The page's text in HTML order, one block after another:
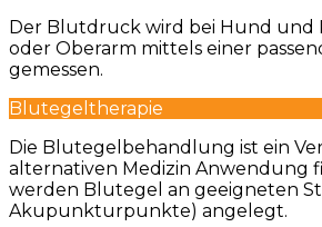
Der Blutdruck wird bei Hund und
oder Oberarm mittels einer
gemessen.
Blutegeltherapie
Die Blutegelbehandlung ist ein
alternativen Medizin Anwendung
werden Blutegel an geeigneten
Akupunkturpunkte) angelegt.